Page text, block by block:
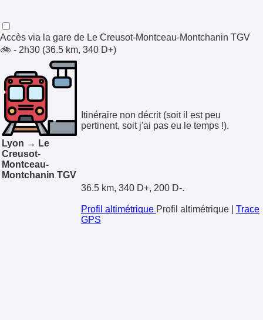
Accès via la gare de Le Creusot-Montceau-Montchanin TGV
🚲 - 2h30 (36.5 km, 340 D+)
Lyon → Le
Creusot-
Montceau-
Montchanin TGV
Itinéraire non décrit (soit il est peu
pertinent, soit j'ai pas eu le temps !).
36.5 km, 340 D+, 200 D-.
Profil altimétrique Profil altimétrique
Trace
GPS